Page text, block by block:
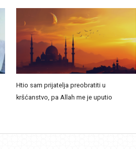
Htio sam prijatelja preobratiti u
kršćanstvo, pa Allah me je uputio